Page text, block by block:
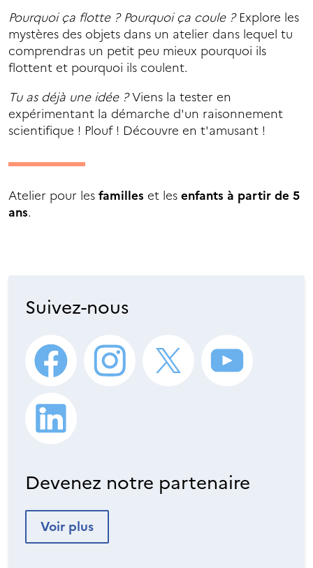
Pourquoi ça flotte ? Pourquoi ça coule ?Explore les
mystères des objets dans un atelier dans lequel tu
comprendras un petit peu mieux pourquoi ils
flottent et pourquoi ils coulent.
Tu as déjà une idée ?Viens la tester en
expérimentant la démarche d'un raisonnement
scientifique ! Plouf ! Découvre en t'amusant !
Atelier pour lesfamilles et lesenfants à partir de 5
ans.
Suivez-nous
Devenez notre partenaire
Voir plus